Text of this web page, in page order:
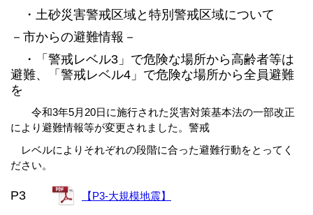
・土砂災害警戒区域と特別警戒区域について
－市からの避難情報－
・「警戒レベル3」で危険な場所から高齢者等は
避難、「警戒レベル4」で危険な場所から全員避難
を
令和3年5月20日に施行された災害対策基本法の一部改正
により避難情報等が変更されました。警戒
レベルによりそれぞれの段階に合った避難行動をとってく
ださい。
P3 【P3-大規模地震】